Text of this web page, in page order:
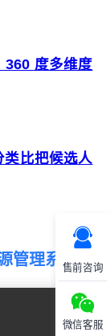
售前咨询
微信客服
360 度多维度
比把候选人
管理系统